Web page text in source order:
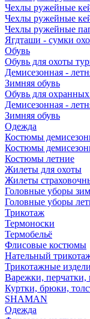
Чехлы ружейные
Чехлы ружейные
Чехлы ружейные
Ягдташи - сумки
Обувь
Обувь для охоты
Демисезонная -
Зимняя обувь
Обувь для
Демисезонная -
Зимняя обувь
Одежда
Костюмы
Костюмы
Костюмы летние
Жилеты для охоты
Жилеты
Головные уборы
Головные уборы
Трикотаж
Термоноски
Термобельё
Флисовые костюмы
Нательный
Трикотажные
Варежки, перчатки,
Куртки, брюки,
SHAMAN
Одежда